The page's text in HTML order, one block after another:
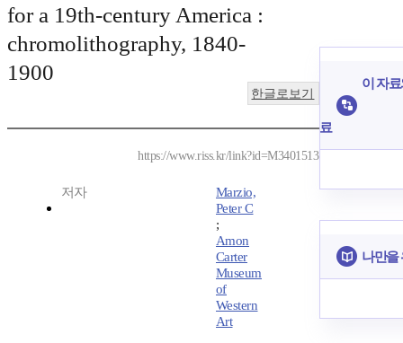
for a 19th-century America :
chromolithography, 1840-
1900
한글로보기
https://www.riss.kr/link?id=M3401513
저자
Marzio,
Peter C
;
Amon
Carter
Museum
of
Western
Art
이 자
료
나만을